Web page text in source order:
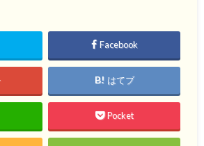
Facebook
はてブ
Pocket